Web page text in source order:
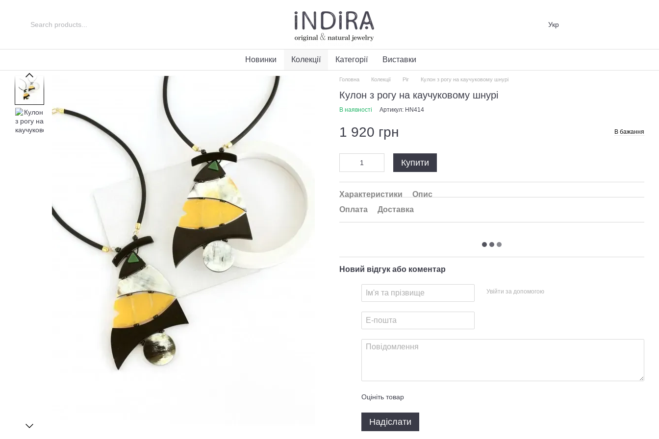
Укр
Новинки Колекції Категорії Виставки
Головна Колекції Ріг Кулон з рогу на каучуковому шнурі
Кулон з рогу на каучуковому шнурі
В наявності Артикул: HN414
1 920 грн В бажання
Купити
Характеристики
Опис
Оплата
Доставка
Новий відгук або коментар
Увійти за допомогою
Оцініть товар
Надіслати